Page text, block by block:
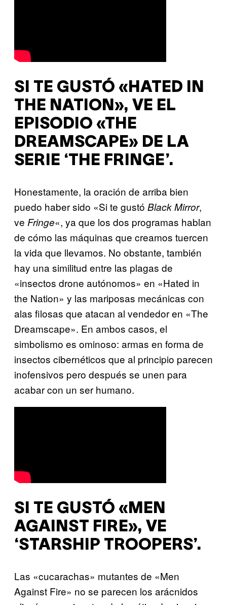
SI TE GUSTÓ «HATED IN
THE NATION», VE EL
EPISODIO «THE
DREAMSCAPE» DE LA
SERIE ‘THE FRINGE’.
Honestamente, la oración de arriba bien
puedo haber sido «Si te gustó Black Mirror,
ve Fringe«, ya que los dos programas hablan
de cómo las máquinas que creamos tuercen
la vida que llevamos. No obstante, también
hay una similitud entre las plagas de
«insectos drone autónomos» en «Hated in
the Nation» y las mariposas mecánicas con
alas filosas que atacan al vendedor en «The
Dreamscape». En ambos casos, el
simbolismo es ominoso: armas en forma de
insectos cibernéticos que al principio parecen
inofensivos pero después se unen para
acabar con un ser humano.
SI TE GUSTÓ «MEN
AGAINST FIRE», VE
‘STARSHIP TROOPERS’.
Las «cucarachas» mutantes de «Men
Against Fire» no se parecen los arácnidos